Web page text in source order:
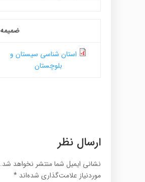
ضمیمه
استان شناسی سیستان و
بلوچستان
ارسال نظر
نشانی ایمیل شما منتشر نخواهد شد.
موردنیاز علامت‌گذاری شده‌اند *